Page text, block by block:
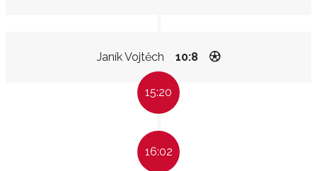
Janík Vojtěch 10:8
15:20
16:02